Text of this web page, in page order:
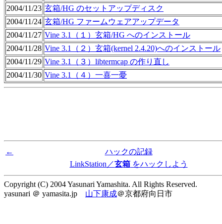
2004/11/23 玄箱/HG のセットアップディスク
2004/11/24 玄箱/HG ファームウェアアップデータ
2004/11/27 Vine 3.1（１）玄箱/HG へのインストール
2004/11/28 Vine 3.1（２）玄箱(kernel 2.4.20)へのインストール
2004/11/29 Vine 3.1（３）libtermcap の作り直し
2004/11/30 Vine 3.1（４）一喜一憂
←
ハックの記録
LinkStation／玄箱をハックしよう
Copyright (C) 2004 Yasunari Yamashita. All Rights Reserved.
yasunari ＠ yamasita.jp 山下康成＠京都府向日市